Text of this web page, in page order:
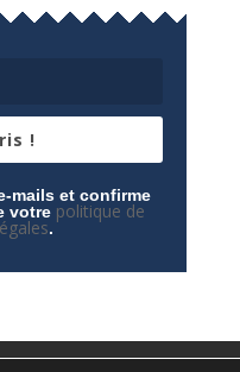
!
mails et confirme
votre politique de
.